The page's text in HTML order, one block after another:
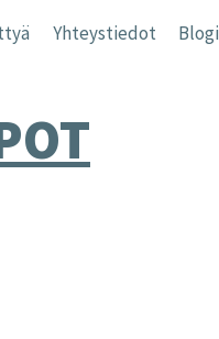
Yhteystiedot Blogi